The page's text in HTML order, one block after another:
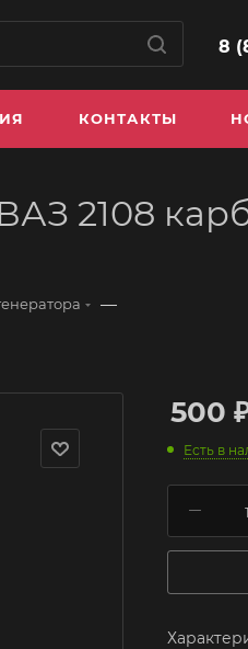
8
КОНТАКТЫ
2108
—
500
Есть в